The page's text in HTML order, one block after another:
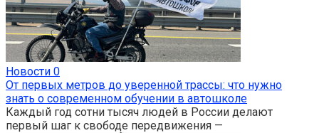
Новости 0
От первых метров до уверенной трассы: что нужно
знать о современном обучении в автошколе
Каждый год сотни тысяч людей в России делают
первый шаг к свободе передвижения —